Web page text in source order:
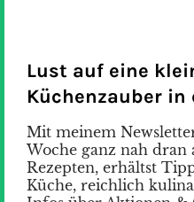
Lust auf eine
Küchenzauber in
Mit meinem
Woche ganz nah dran
Rezepten, erhältst
Küche, reichlich